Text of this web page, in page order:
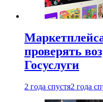
проверять
Госуслуги
2 года спустя2 года